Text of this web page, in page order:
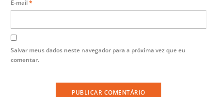
E-mail*
Salvar meus dados neste navegador para a próxima vez que eu
comentar.